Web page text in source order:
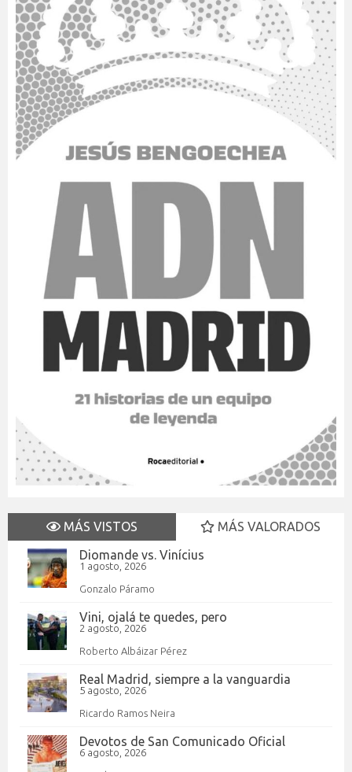
MÁS VISTOS
MÁS VALORADOS
Diomande vs. Vinícius
1 agosto, 2026
Gonzalo Páramo
Vini, ojalá te quedes, pero
2 agosto, 2026
Roberto Albáizar Pérez
Real Madrid, siempre a la vanguardia
5 agosto, 2026
Ricardo Ramos Neira
Devotos de San Comunicado Oficial
6 agosto, 2026